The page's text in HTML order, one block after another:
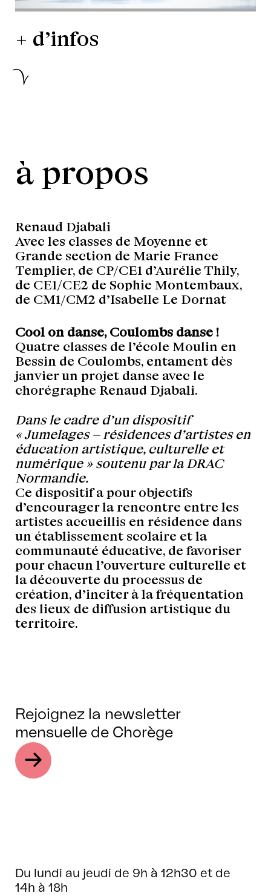
+ d’infos
à propos
Renaud Djabali
Avec les classes de Moyenne et
Grande section de Marie France
Templier, de CP/CE1 d’Aurélie Thily,
de CE1/CE2 de Sophie Montembaux,
de CM1/CM2 d’Isabelle Le Dornat
Cool on danse, Coulombs danse !
Quatre classes de l’école Moulin en
Bessin de Coulombs, entament dès
janvier un projet danse avec le
chorégraphe Renaud Djabali.
Dans le cadre d’un dispositif
« Jumelages – résidences d’artistes en
éducation artistique, culturelle et
numérique » soutenu par la DRAC
Normandie.
Ce dispositif a pour objectifs
d’encourager la rencontre entre les
artistes accueillis en résidence dans
un établissement scolaire et la
communauté éducative, de favoriser
pour chacun l’ouverture culturelle et
la découverte du processus de
création, d’inciter à la fréquentation
des lieux de diffusion artistique du
territoire.
Rejoignez la newsletter
mensuelle de Chorège
Du lundi au jeudi de 9h à 12h30 et de
14h à 18h